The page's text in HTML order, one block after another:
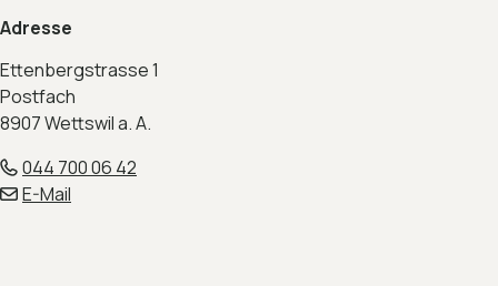
Adresse
Ettenbergstrasse 1
Postfach
8907 Wettswil a. A.
044 700 06 42
E-Mail